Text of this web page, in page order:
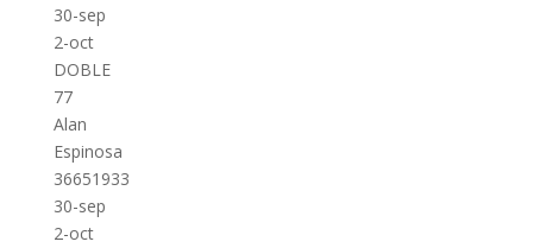
30-sep
2-oct
DOBLE
77
Alan
Espinosa
36651933
30-sep
2-oct